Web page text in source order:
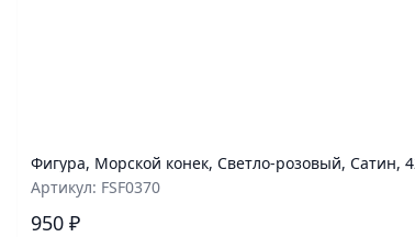
Фигура, Морской конек, Светло-розовый, Сатин,
Артикул: FSF0370
950 ₽